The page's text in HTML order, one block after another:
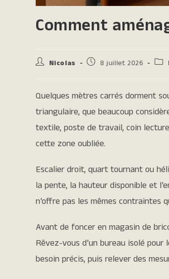
Comment
Nicolas 8 juillet 2026
Quelques mètres carrés dorment
triangulaire, que beaucoup
textile, poste de travail, coin
cette zone oubliée.
Escalier droit, quart tournant ou
la pente, la hauteur disponible et
n’offre pas les mêmes contraintes
Avant de foncer en magasin de
Rêvez-vous d’un bureau isolé
besoin précis, puis relever des